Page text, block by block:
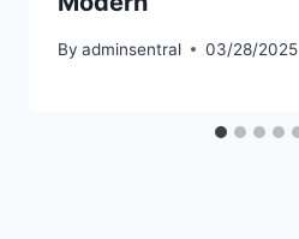
By adminsentral 03/28/2025